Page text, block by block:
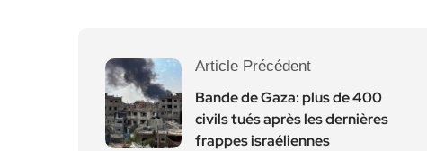
Article Précédent
Bande de Gaza: plus de 400
civils tués après les dernières
frappes israéliennes